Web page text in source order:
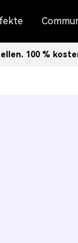
100 %